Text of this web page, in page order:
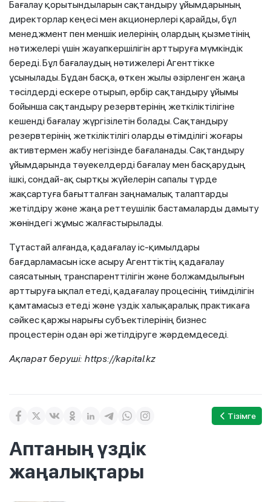
Бағалау қорытындыларын сақтандыру ұйымдарының
директорлар кеңесі мен акционерлері қарайды, бұл
менеджмент пен меншік иелерінің олардың қызметінің
нәтижелері үшін жауапкершілігін арттыруға мүмкіндік
береді. Бұл бағалаудың нәтижелері Агенттікке
ұсынылады. Бұдан басқа, өткен жылы әзірленген жаңа
тәсілдерді ескере отырып, әрбір сақтандыру ұйымы
бойынша сақтандыру резервтерінің жеткіліктілігіне
кешенді бағалау жүргізілетін болады. Сақтандыру
резервтерінің жеткіліктілігі оларды өтімділігі жоғары
активтермен жабу негізінде бағаланады. Сақтандыру
ұйымдарында тәуекелдерді бағалау мен басқарудың
ішкі, сондай-ақ сыртқы жүйелерін сапалы түрде
жақсартуға бағытталған заңнамалық талаптарды
жетілдіру және жаңа реттеушілік бастамаларды дамыту
жөніндегі жұмыс жалғастырылады.
Тұтастай алғанда, қадағалау іс-қимылдары
бағдарламасын іске асыру Агенттіктің қадағалау
саясатының транспаренттілігін және болжамдылығын
арттыруға ықпал етеді, қадағалау процесінің тиімділігін
қамтамасыз етеді және үздік халықаралық практикаға
сәйкес қаржы нарығы субъектілерінің бизнес
процестерін одан әрі жетілдіруге жәрдемдеседі.
Ақпарат беруші: https://kapital.kz
Тізімге
Аптаның үздік
жаңалықтары